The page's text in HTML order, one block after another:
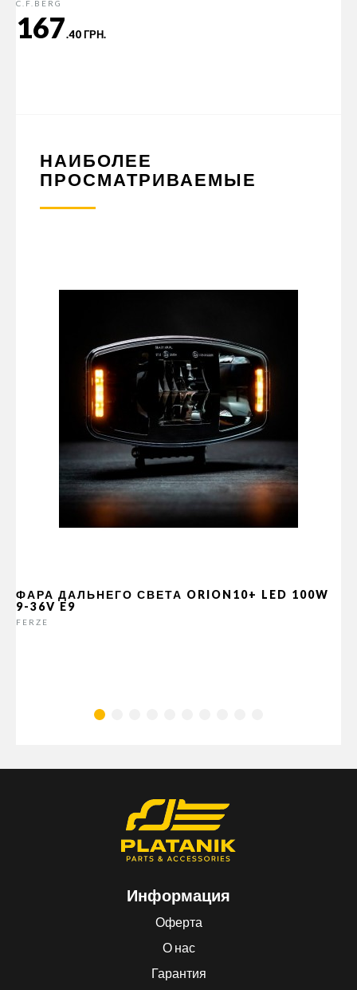
C.F.BERG
167.40 ГРН.
НАИБОЛЕЕ
ПРОСМАТРИВАЕМЫЕ
ФАРА ДАЛЬНЕГО СВЕТА ORION10+ LED 100W
9-36V E9
FERZE
Информация
Оферта
О нас
Гарантия